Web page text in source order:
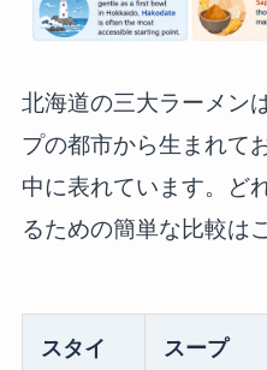
北海道の三大ラーメン
プの都市から生まれて
中に表れています。ど
るための簡単な比較は
スタイ
スープ